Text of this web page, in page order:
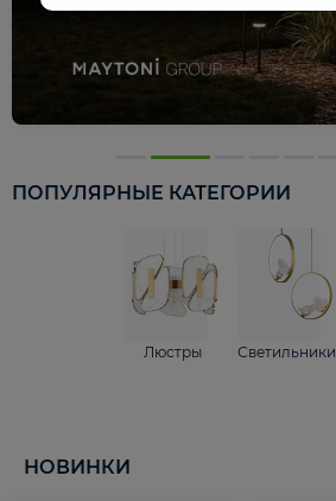
ПОПУЛЯРНЫЕ КАТЕГОРИИ
Люстры Светильники
НОВИНКИ